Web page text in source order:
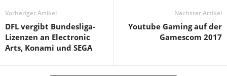
Vorheriger Artikel
DFL vergibt Bundesliga-
Lizenzen an Electronic
Arts, Konami und SEGA
Nächster Artikel
Youtube Gaming auf der
Gamescom 2017